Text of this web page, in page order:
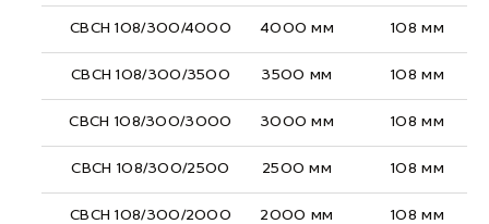
СВСН 108/300/4000 4000 мм 108 мм
СВСН 108/300/3500 3500 мм 108 мм
СВСН 108/300/3000 3000 мм 108 мм
СВСН 108/300/2500 2500 мм 108 мм
СВСН 108/300/2000 2000 мм 108 мм